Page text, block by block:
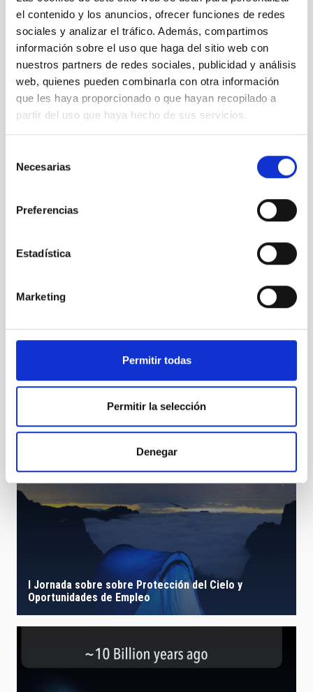
el contenido y los anuncios, ofrecer funciones de redes
sociales y analizar el tráfico. Además, compartimos
información sobre el uso que haga del sitio web con
nuestros partners de redes sociales, publicidad y análisis
web, quienes pueden combinarla con otra información
que les haya proporcionado o que hayan recopilado a
partir del uso que haya hecho de sus servicios.
Necesarias
Preferencias
Estadística
Marketing
Permitir todas
Permitir la selección
Denegar
Pruebas
de
movimiento
en el eje
elevación
del GTC
con
el peso de
los
y espejos
en el GTC
I Jornada sobre sobre Protección del Cielo y
Oportunidades de Empleo